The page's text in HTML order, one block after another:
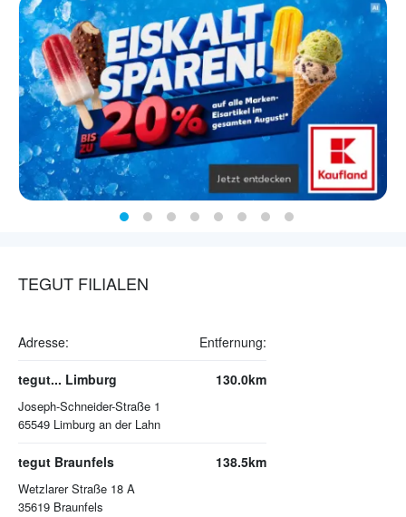
TEGUT FILIALEN
Adresse: Entfernung:
tegut... Limburg
Joseph-Schneider-Straße 1
65549 Limburg an der Lahn
130.0km
tegut Braunfels
Wetzlarer Straße 18 A
35619 Braunfels
138.5km